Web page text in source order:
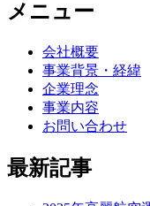
メニュー
会社概要
事業背景・経緯
企業理念
事業内容
お問い合わせ
最新記事